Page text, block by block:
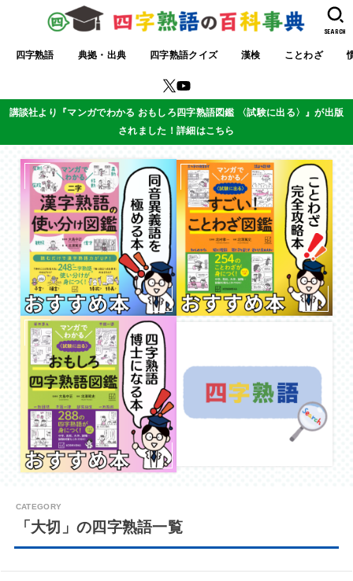
四字熟語 典拠・出典 四字熟語クイズ 漢検 ことわざ
SEARCH
講談社より『マンガでわかる おもしろ四字熟語図鑑 〈試験に出る〉』が出版
されました！詳細はこちら
「大切」の四字熟語一覧